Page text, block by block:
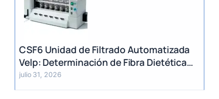
CSF6 Unidad de Filtrado Automatizada
Velp: Determinación de Fibra Dietética
(AOAC)
julio 31, 2026